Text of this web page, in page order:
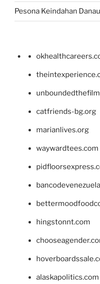
Pesona Keindahan
catfriends-bg.org
marianlives.org
waywardtees.com
hingstonnt.com
alaskapolitics.com